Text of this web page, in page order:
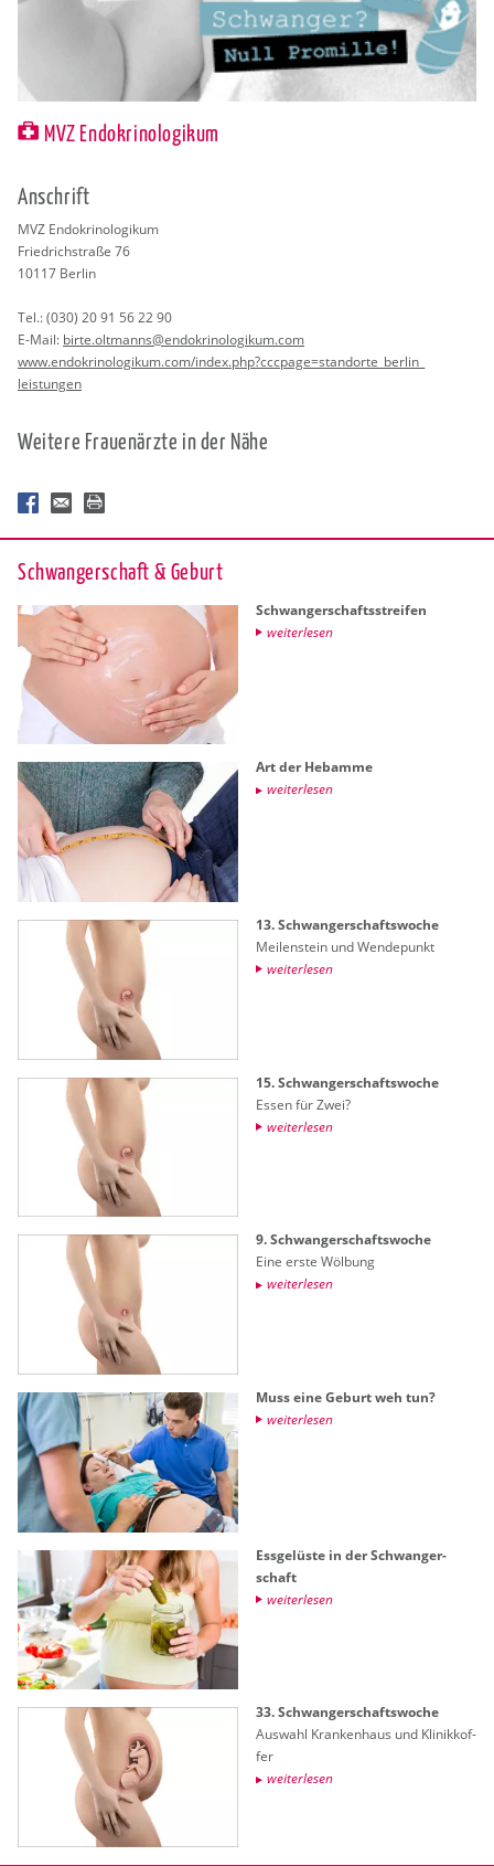
MVZ Endokrinologikum
An­schrift
MVZ En­do­kri­no­lo­gi­kum
Fried­rich­stra­ße 76
10117 Ber­lin
Tel.:(030) 20 91 56 22 90
E-Mail: birte.​oltmanns@​end​okri​nolo​giku​m.​com
www.​end​okri​nolo​giku​m.​com/​index.​php?​ccc​page=sta​ndor​te_​berlin_​
leistungen
Wei­te­re Frau­en­ärz­te in der Nähe
Schwan­ger­schaft & Ge­burt
Schwan­ger­schafts­strei­fen
wei­ter­le­sen
Art der Heb­am­me
wei­ter­le­sen
13. Schwan­ger­schafts­wo­che
Mei­len­stein und Wen­de­punkt
wei­ter­le­sen
15. Schwan­ger­schafts­wo­che
Essen für Zwei?
wei­ter­le­sen
9. Schwan­ger­schafts­wo­che
Eine erste Wöl­bung
wei­ter­le­sen
Muss eine Ge­burt weh tun?
wei­ter­le­sen
Ess­ge­lüs­te in der Schwan­ger­
schaft
wei­ter­le­sen
33. Schwan­ger­schafts­wo­che
Aus­wahl Kran­ken­haus und Kli­nik­kof­
fer
wei­ter­le­sen